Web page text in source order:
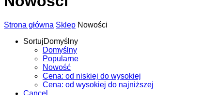
Strona główna Sklep Nowości
SortujDomyślny
Domyślny
Popularne
Nowość
Cena: od niskiej do wysokiej
Cena: od wysokiej do najniższej
Cancel